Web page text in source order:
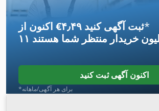
اکنون از ‎€۴٫۴۹ ثبت آگهی کنید*
خریدار منتظر شما هستند
اکنون آگهی ثبت کنید
*برای هر آگهی/ماهانه